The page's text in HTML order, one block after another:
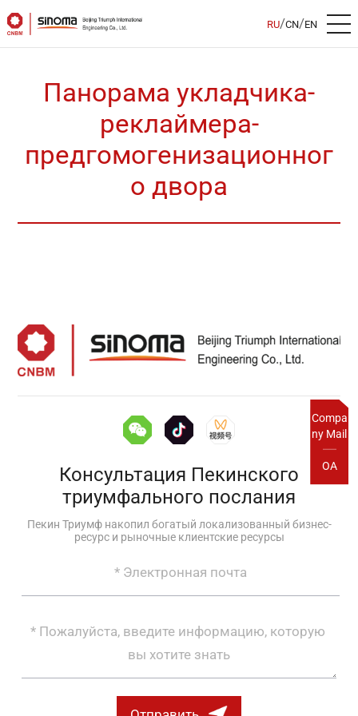
RU/CN/EN
Compa
ny Mail
OA
Панорама укладчика-
реклаймера-
предгомогенизационног
о двора
Консультация Пекинского
триумфального послания
Пекин Триумф накопил богатый локализованный бизнес-
ресурс и рыночные клиентские ресурсы